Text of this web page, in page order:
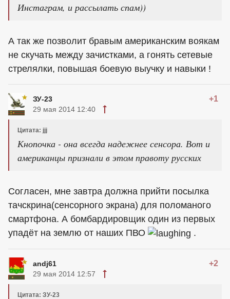
Инстаграм, и рассылать спам))
А так же позволит бравым американским воякам
не скучать между зачистками, а гонять сетевые
стрелялки, повышая боевую выучку и навыки !
ЗУ-23 +1
29 мая 2014 12:40
Цитата: jjj
Кнопочка - она всегда надежнее сенсора. Вот и
американцы признали в этом правоту русских
Согласен, мне завтра должна прийти посылка
тачскрина(сенсорного экрана) для поломаного
смартфона. А бомбардировщик один из первых
упадёт на землю от наших ПВО
.
andj61 +2
29 мая 2014 12:57
Цитата: ЗУ-23